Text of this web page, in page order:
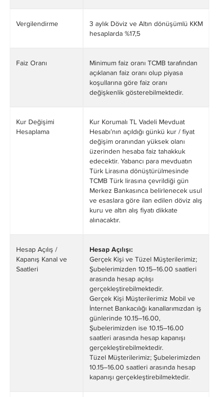
Vergilendirme
3 aylık Döviz ve Altın dönüşümlü KKM
hesaplarda %17,5
Faiz Oranı
Minimum faiz oranı TCMB tarafından
açıklanan faiz oranı olup piyasa
koşullarına göre faiz oranı
değişkenlik gösterebilmektedir.
Kur Değişimi
Hesaplama
Kur Korumalı TL Vadeli Mevduat
Hesabı’nın açıldığı günkü kur / fiyat
değişim oranından yüksek olanı
üzerinden hesaba faiz tahakkuk
edecektir. Yabancı para mevduatın
Türk Lirasına dönüştürülmesinde
TCMB Türk lirasına çevrildiği gün
Merkez Bankasınca belirlenecek usul
ve esaslara göre ilan edilen döviz alış
kuru ve altın alış fiyatı dikkate
alınacaktır.
Hesap Açılış /
Kapanış Kanal ve
Saatleri
Hesap Açılışı:
Gerçek Kişi ve Tüzel Müşterilerimiz;
Şubelerimizden 10.15–16.00 saatleri
arasında hesap açılışı
gerçekleştirebilmektedir.
Gerçek Kişi Müşterilerimiz Mobil ve
İnternet Bankacılığı kanallarımızdan iş
günlerinde 10.15–16.00,
Şubelerimizden ise 10.15–16.00
saatleri arasında hesap kapanışı
gerçekleştirebilmektedir.
Tüzel Müşterilerimiz; Şubelerimizden
10.15–16.00 saatleri arasında hesap
kapanışı gerçekleştirebilmektedir.